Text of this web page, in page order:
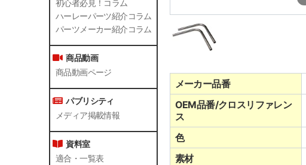
初心者必見！コラム
ハーレーパーツ紹介コラム
パーツメーカー紹介コラム
商品動画
商品動画ページ
パブリシティ
メディア掲載情報
資料室
適合・一覧表
メーカー品番
OEM品番/クロスリファレン
ス
色
素材